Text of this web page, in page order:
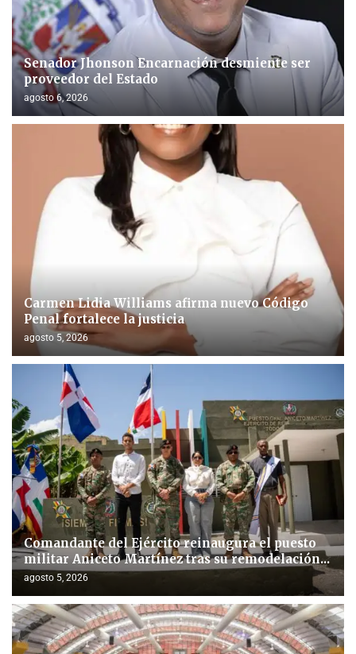
Senador Jhonson Encarnación desmiente ser
proveedor del Estado
agosto 6, 2026
Carmen Lidia Williams afirma nuevo Código
Penal fortalece la justicia
agosto 5, 2026
Comandante del Ejército reinaugura el puesto
militar Aniceto Martínez tras su remodelación...
agosto 5, 2026